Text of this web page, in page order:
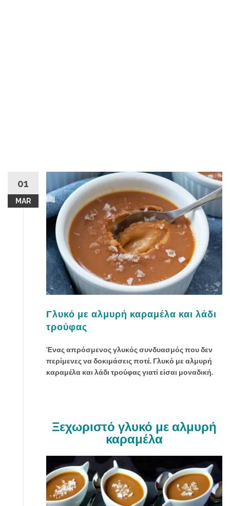
01
MAR
Γλυκό με αλμυρή καραμέλα και λάδι
τρούφας
Ένας απρόσμενος γλυκός συνδυασμός που δεν
περίμενες να δοκιμάσεις ποτέ. Γλυκό με αλμυρή
καραμέλα και λάδι τρούφας γιατί είσαι μοναδική.
Ξεχωριστό γλυκό με αλμυρή
καραμέλα